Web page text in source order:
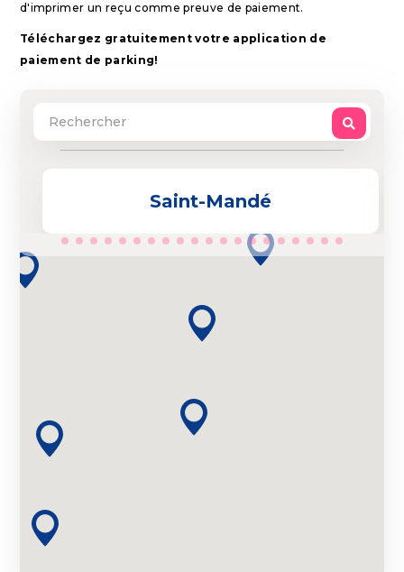
d'imprimer un reçu comme preuve de paiement.
Téléchargez gratuitement votre application de
paiement de parking!
Saint-Mandé
2